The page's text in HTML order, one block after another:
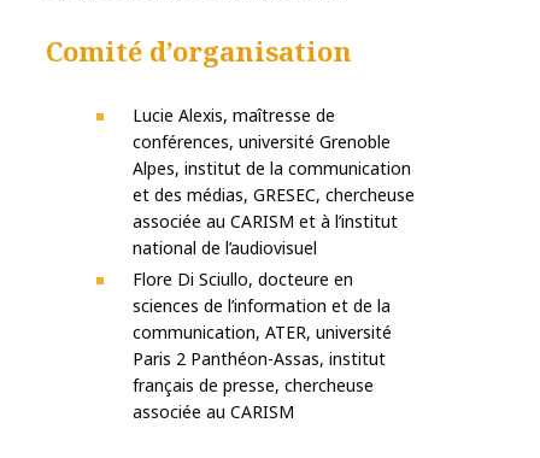
Comité d’organisation
Lucie Alexis, maîtresse de
conférences, université Grenoble
Alpes, institut de la communication
et des médias, GRESEC, chercheuse
associée au CARISM et à l’institut
national de l’audiovisuel
Flore Di Sciullo, docteure en
sciences de l’information et de la
communication, ATER, université
Paris 2 Panthéon-Assas, institut
français de presse, chercheuse
associée au CARISM